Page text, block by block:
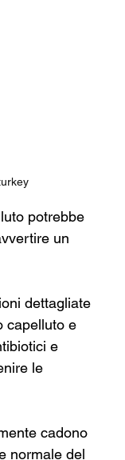
potrebbe
un
dettagliate
capelluto e
e
le
cadono
normale del